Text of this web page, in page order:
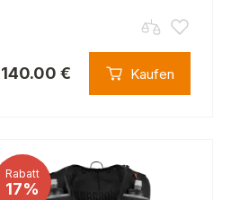
140.00 € Kaufen
Rabatt
17%